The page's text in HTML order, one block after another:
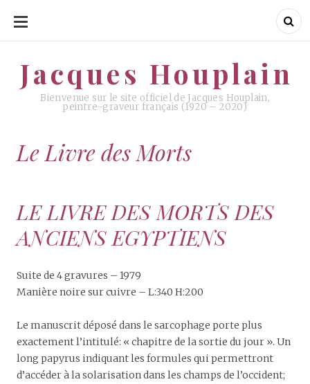
ALLER
CONTENU
Jacques Houplain
Bienvenue sur le site officiel de Jacques Houplain,
peintre-graveur français (1920 – 2020)
Jacques Houplain
Le Livre des Morts
LE LIVRE DES MORTS DES
ANCIENS EGYPTIENS
Suite de 4 gravures – 1979
Manière noire sur cuivre – L:340 H:200
Le manuscrit déposé dans le sarcophage porte plus
exactement l’intitulé: « chapitre de la sortie du jour ». Un
long papyrus indiquant les formules qui permettront
d’accéder à la solarisation dans les champs de l’occident;